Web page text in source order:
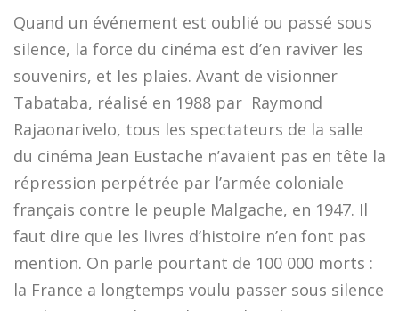
Quand un événement est oublié ou passé sous
silence, la force du cinéma est d’en raviver les
souvenirs, et les plaies. Avant de visionner
Tabataba, réalisé en 1988 par Raymond
Rajaonarivelo, tous les spectateurs de la salle
du cinéma Jean Eustache n’avaient pas en tête la
répression perpétrée par l’armée coloniale
français contre le peuple Malgache, en 1947. Il
faut dire que les livres d’histoire n’en font pas
mention. On parle pourtant de 100 000 morts :
la France a longtemps voulu passer sous silence